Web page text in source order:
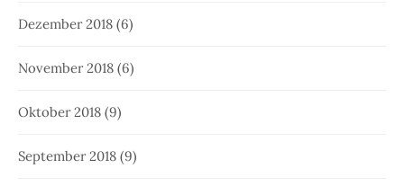
Dezember 2018 (6)
November 2018 (6)
Oktober 2018 (9)
September 2018 (9)